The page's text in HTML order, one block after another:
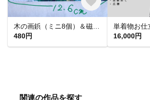
480円
16,000円
関連の作品を探す